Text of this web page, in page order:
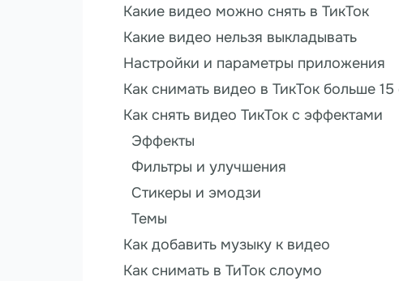
Какие видео можно снять в ТикТок
Какие видео нельзя выкладывать
Настройки и параметры приложения
Как снимать видео в ТикТок больше 15
Как снять видео ТикТок с эффектами
Эффекты
Фильтры и улучшения
Стикеры и эмодзи
Темы
Как добавить музыку к видео
Как снимать в ТиТок слоумо